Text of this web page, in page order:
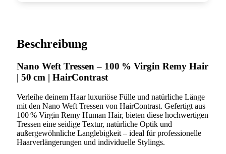
Beschreibung
Nano Weft Tressen – 100 % Virgin Remy Hair
| 50 cm | HairContrast
Verleihe deinem Haar luxuriöse Fülle und natürliche Länge
mit den Nano Weft Tressen von HairContrast. Gefertigt aus
100 % Virgin Remy Human Hair, bieten diese hochwertigen
Tressen eine seidige Textur, natürliche Optik und
außergewöhnliche Langlebigkeit – ideal für professionelle
Haarverlängerungen und individuelle Stylings.